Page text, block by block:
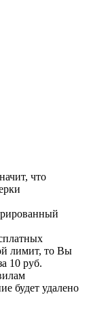
что
лимит, то Вы
10 руб.
будет удалено